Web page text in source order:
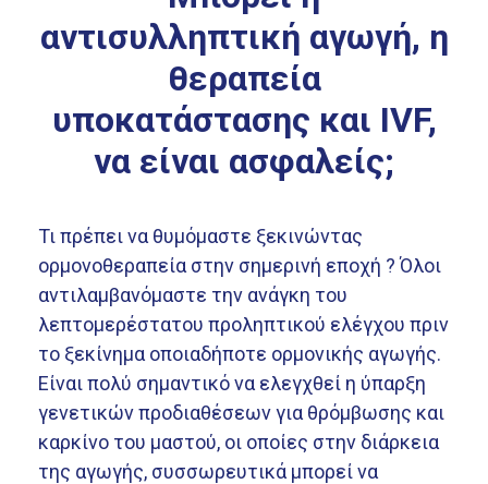
αντισυλληπτική αγωγή, η
θεραπεία
υποκατάστασης και IVF,
να είναι ασφαλείς;
Τι πρέπει να θυμόμαστε ξεκινώντας
ορμονοθεραπεία στην σημερινή εποχή ? Όλοι
αντιλαμβανόμαστε την ανάγκη του
λεπτομερέστατου προληπτικού ελέγχου πριν
το ξεκίνημα οποιαδήποτε ορμονικής αγωγής.
Είναι πολύ σημαντικό να ελεγχθεί η ύπαρξη
γενετικών προδιαθέσεων για θρόμβωσης και
καρκίνο του μαστού, οι οποίες στην διάρκεια
της αγωγής, συσσωρευτικά μπορεί να